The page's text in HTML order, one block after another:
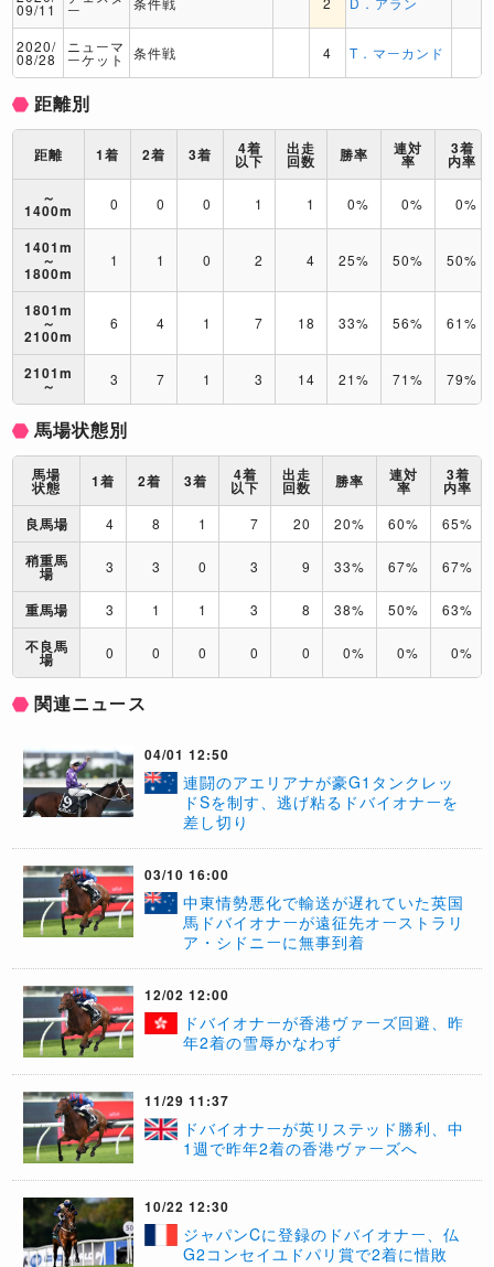
09/11 ー
2020/
08/28
ニューマ
ーケット 条件戦 4 T．マーカンド
距離別
距離 1着 2着 3着 4着
以下
出走
回数 勝率 連対
率
3着
内率
～
1400m 0 0 0 1 1 0% 0% 0%
1401m
～
1800m
1 1 0 2 4 25% 50% 50%
1801m
～
2100m
6 4 1 7 18 33% 56% 61%
2101m
～ 3 7 1 3 14 21% 71% 79%
馬場状態別
馬場
状態 1着 2着 3着 4着
以下
出走
回数 勝率 連対
率
3着
内率
良馬場
4 8 1 7 20 20% 60% 65%
稍重馬
場 3 3 0 3 9 33% 67% 67%
重馬場 3 1 1 3 8 38% 50% 63%
不良馬
場 0 0 0 0 0 0% 0% 0%
関連ニュース
04/01 12:50
連闘のアエリアナが豪G1タンクレッ
ドSを制す、逃げ粘るドバイオナーを
差し切り
03/10 16:00
中東情勢悪化で輸送が遅れていた英国
馬ドバイオナーが遠征先オーストラリ
ア・シドニーに無事到着
12/02 12:00
​ドバイオナーが香港ヴァーズ回避、昨
年2着の雪辱かなわず
11/29 11:37
ドバイオナーが英リステッド勝利、中
1週で昨年2着の香港ヴァーズへ
10/22 12:30
ジャパンCに登録のドバイオナー、仏
G2コンセイユドパリ賞で2着に惜敗